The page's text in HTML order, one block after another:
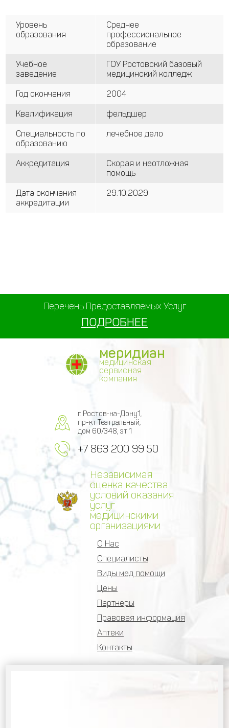
Уровень
образования
Среднее
профессиональное
образование
Учебное
заведение
ГОУ Ростовский базовый
медицинский колледж
Год окончания 2004
Квалификация фельдшер
Специальность по
образованию
лечебное дело
Аккредитация
Скорая и неотложная
помощь
Дата окончания
аккредитации
29.10.2029
Перечень Предоставляемых Услуг
ПОДРОБНЕЕ
меридиан
медицинская
сервисная
компания
г. Ростов-на-Дону1,
пр-кт Театральный,
дом 60/348, эт 1
+7 863 200 99 50
Независимая
оценка качества
условий оказания
услуг
медицинскими
организациями
О Нас
Специалисты
Виды мед помощи
Цены
Партнеры
Правовая информация
Аптеки
Контакты